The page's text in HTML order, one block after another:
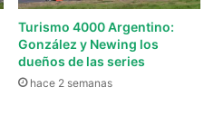
Turismo 4000 Argentino:
González y Newing los
dueños de las series
hace 2 semanas